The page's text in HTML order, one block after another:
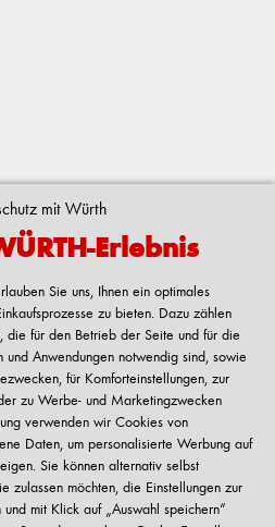
Erlebnis
Sie uns, Ihnen ein optimales
zu bieten. Dazu zählen
die für den Betrieb der Seite und für die
und Anwendungen notwendig sind, sowie
für Komforteinstellungen, zur
zu Werbe- und Marketingzwecken
verwenden wir Cookies von
Daten, um personalisierte Werbung auf
Sie können alternativ selbst
zulassen möchten, die Einstellungen zur
mit Klick auf „Auswahl speichern“